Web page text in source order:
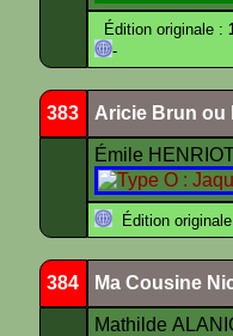
Édition originale :
-
383 Aricie Brun ou
Émile
Édition
384 Ma Cousine
Mathilde